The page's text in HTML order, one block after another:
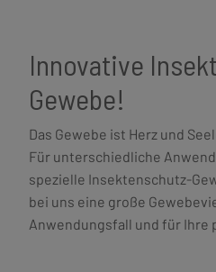
Innovative
Gewebe!
Das Gewebe ist Herz und
Für unterschiedliche
spezielle Insektenschutz-
bei uns eine große
Anwendungsfall und für Ihre